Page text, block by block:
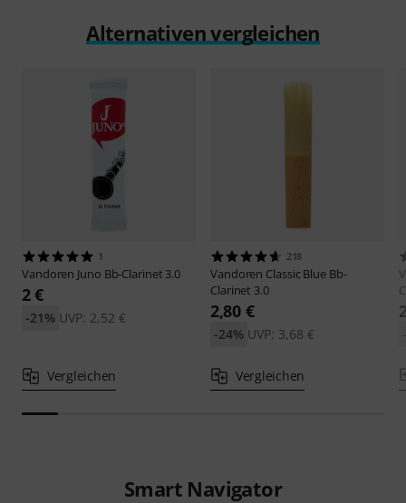
Alternativen vergleichen
1
Vandoren Juno Bb-Clarinet 3.0
2 €
UVP: 2,52 €
-21%
Vergleichen
218
Vandoren Classic Blue Bb-
Clarinet 3.0
2,80 €
UVP: 3,68 €
-24%
Vergleichen
Smart Navigator